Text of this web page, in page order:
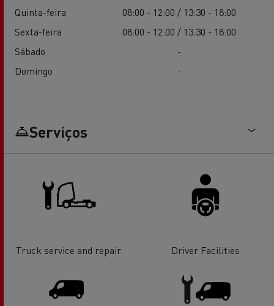
Quinta-feira
08:00 - 12:00 / 13:30 - 18:00
Sexta-feira
08:00 - 12:00 / 13:30 - 18:00
Sábado
-
Domingo
-
Serviços
Truck service and repair Driver Facilities